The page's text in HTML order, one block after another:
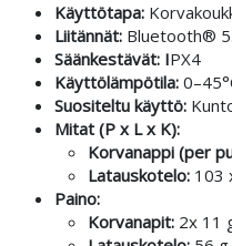
Käyttötapa:
Liitännät: Bluetooth®
Säänkestävät: IPX4
Käyttölämpötila:
Suositeltu käyttö:
Mitat (P x L x K):
Korvanappi (per
Latauskotelo: 103
Paino:
Korvanapit: 2x 11